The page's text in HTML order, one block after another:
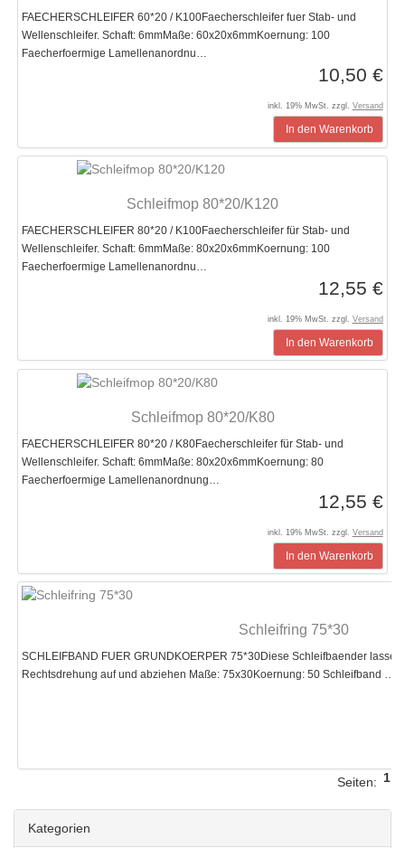
FAECHERSCHLEIFER 60*20 / K100Faecherschleifer fuer Stab- und
Wellenschleifer. Schaft: 6mmMaße: 60x20x6mmKoernung: 100
Faecherfoermige Lamellenanordnu…
10,50 €
inkl. 19% MwSt. zzgl. Versand
In den Warenkorb
Schleifmop 80*20/K120
FAECHERSCHLEIFER 80*20 / K100Faecherschleifer für Stab- und
Wellenschleifer. Schaft: 6mmMaße: 80x20x6mmKoernung: 100
Faecherfoermige Lamellenanordnu…
12,55 €
inkl. 19% MwSt. zzgl. Versand
In den Warenkorb
Schleifmop 80*20/K80
FAECHERSCHLEIFER 80*20 / K80Faecherschleifer für Stab- und
Wellenschleifer. Schaft: 6mmMaße: 80x20x6mmKoernung: 80
Faecherfoermige Lamellenanordnung…
12,55 €
inkl. 19% MwSt. zzgl. Versand
In den Warenkorb
Schleifring 75*30
SCHLEIFBAND FUER GRUNDKOERPER 75*30Diese Schleifbaender
Rechtsdrehung auf und abziehen Maße: 75x30Koernung: 50 Schleifband …
1
Seiten:
Kategorien